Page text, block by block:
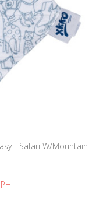
- Safari W/Mountain